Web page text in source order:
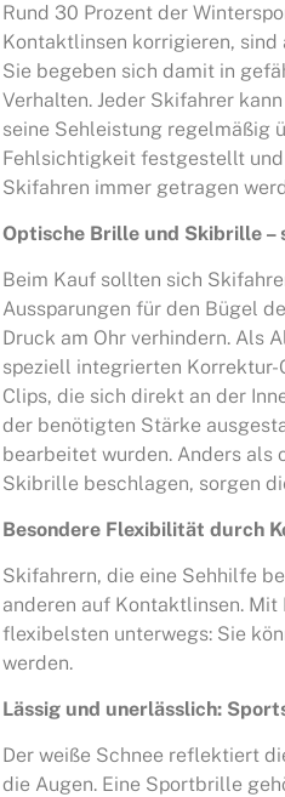
Rund 30 Prozent der
Kontaktlinsen korrigieren,
Sie begeben sich damit in
Verhalten. Jeder Skifahrer
seine Sehleistung regelmäßig
Fehlsichtigkeit festgestellt
Skifahren immer getragen
Optische Brille und Skibrille –
Beim Kauf sollten sich
Aussparungen für den Bügel
Druck am Ohr verhindern. Als
speziell integrierten Korrektur-
Clips, die sich direkt an der
der benötigten Stärke
bearbeitet wurden. Anders als
Skibrille beschlagen, sorgen
Besondere Flexibilität durch
Skifahrern, die eine Sehhilfe
anderen auf Kontaktlinsen.
flexibelsten unterwegs: Sie
werden.
Lässig und unerlässlich:
Der weiße Schnee reflektiert
die Augen. Eine Sportbrille